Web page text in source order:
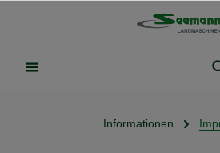
Informationen